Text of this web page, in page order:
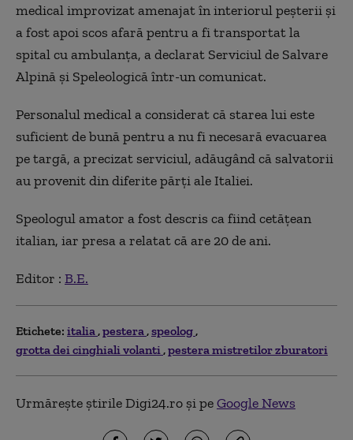
medical improvizat amenajat în interiorul peşterii şi
a fost apoi scos afară pentru a fi transportat la
spital cu ambulanţa, a declarat Serviciul de Salvare
Alpină şi Speleologică într-un comunicat.
Personalul medical a considerat că starea lui este
suficient de bună pentru a nu fi necesară evacuarea
pe targă, a precizat serviciul, adăugând că salvatorii
au provenit din diferite părţi ale Italiei.
Speologul amator a fost descris ca fiind cetăţean
italian, iar presa a relatat că are 20 de ani.
Editor : B.E.
Etichete: italia pestera speolog
grotta dei cinghiali volanti pestera mistretilor zburatori
Urmărește știrile Digi24.ro și peGoogle News